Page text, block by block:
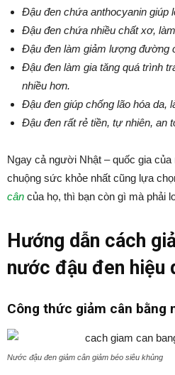
Đậu đen chứa anthocyanin giúp
Đậu đen chứa nhiều chất xơ,
Đậu đen làm giảm lượng đường
Đậu đen làm gia tăng quá trình
nhiều hơn.
Đậu đen giúp chống lão hóa da,
Đậu đen rất rẻ tiền, tự nhiên, an
Ngay cả người Nhật – quốc gia
chuộng sức khỏe nhất cũng lựa
cân của họ, thì bạn còn gì mà phải
Hướng dẫn cách
nước đậu đen hiệu
Công thức giảm cân bằng
Nước đậu đen giảm cân giảm béo siêu khủng